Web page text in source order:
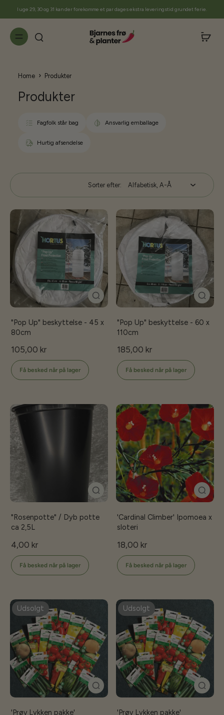
I uge 29, 30 og 31 kan der forekomme et par dages ekstra leveringstid grundet ferie.
Home › Produkter
Produkter
Fagfolk står bag Ansvarlig emballage
Hurtig afsendelse
Sorter efter:
"Pop Up" beskyttelse - 45 x
80cm
105,00 kr
Få besked når på lager
"Pop Up" beskyttelse - 60 x
110cm
185,00 kr
Få besked når på lager
"Rosenpotte" / Dyb potte
ca 2,5L
4,00 kr
Få besked når på lager
'Cardinal Climber' Ipomoea x
sloteri
18,00 kr
Få besked når på lager
Udsolgt
'Prøv Lykken pakke'
Udsolgt
'Prøv Lykken pakke'